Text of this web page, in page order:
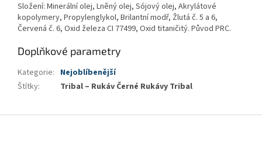
Složení: Minerální olej, Lněný olej, Sójový olej, Akrylátové
kopolymery, Propylenglykol, Brilantní modř, Žlutá č. 5 a 6,
Červená č. 6, Oxid železa CI 77499, Oxid titaničitý. Původ PRC.
Doplňkové parametry
Kategorie: Nejoblíbenější
Štítky: Tribal – Rukáv Černé Rukávy Tribal